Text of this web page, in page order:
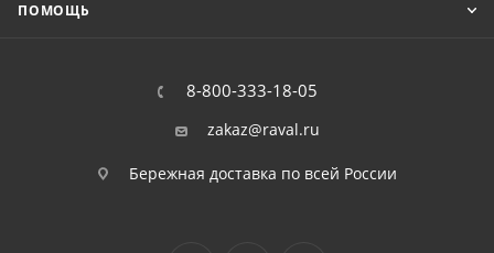
ПОМОЩЬ
8-800-333-18-05
zakaz@raval.ru
Бережная доставка по всей России